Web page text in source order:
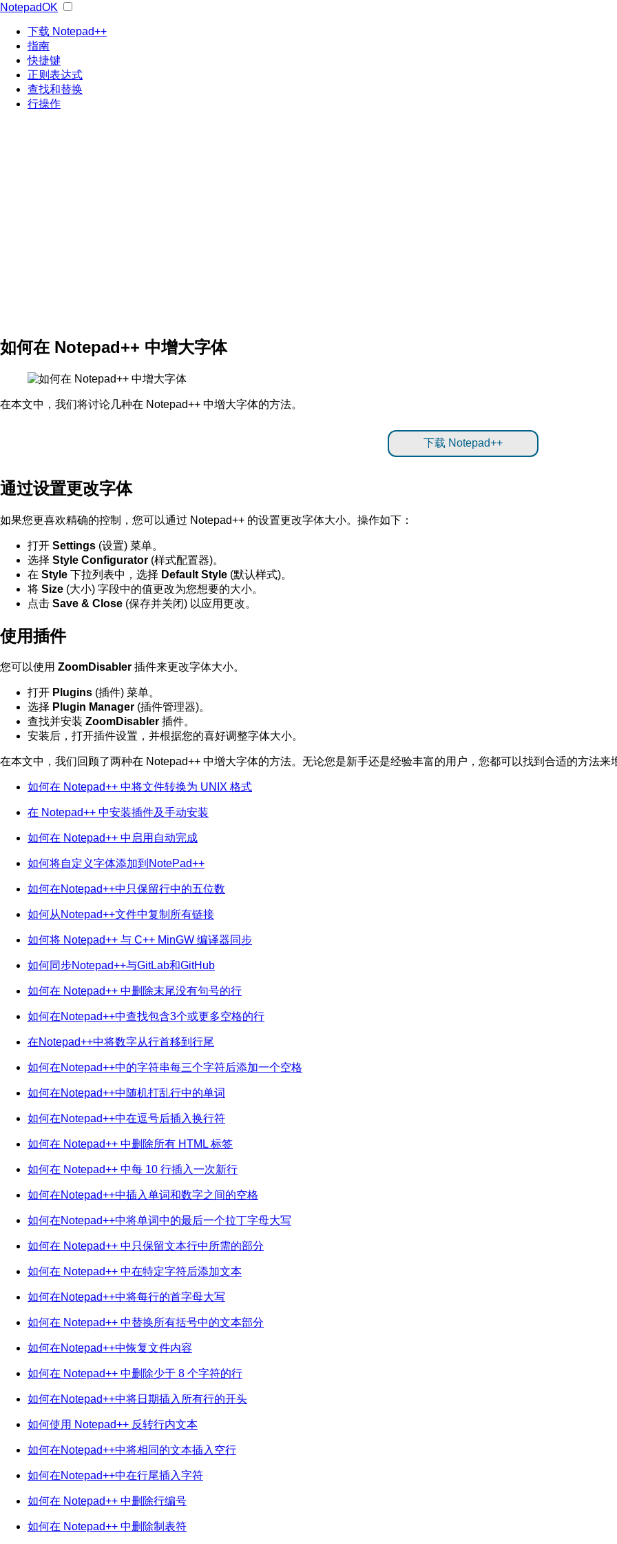
NotepadOK
下载 Notepad++
指南
快捷键
正则表达式
查找和替换
行操作
如何在 Notepad++ 中增大字体
在本文中，我们将讨论几种在 Notepad++ 中增大字体的方法。
下载 Notepad++
通过设置更改字体
如果您更喜欢精确的控制，您可以通过 Notepad++ 的设置更改字体大小。操作如下：
打开 Settings (设置) 菜单。
选择 Style Configurator (样式配置器)。
在 Style 下拉列表中，选择 Default Style (默认样式)。
将 Size (大小) 字段中的值更改为您想要的大小。
点击 Save & Close (保存并关闭) 以应用更改。
使用插件
您可以使用 ZoomDisabler 插件来更改字体大小。
打开 Plugins (插件) 菜单。
选择 Plugin Manager (插件管理器)。
查找并安装 ZoomDisabler 插件。
安装后，打开插件设置，并根据您的喜好调整字体大小。
在本文中，我们回顾了两种在 Notepad++ 中增大字体的方法。无论您是新手还是经验丰富的用户，您都可以找到合适的方法来
如何在 Notepad++ 中将文件转换为 UNIX 格式
在 Notepad++ 中安装插件及手动安装
如何在 Notepad++ 中启用自动完成
如何将自定义字体添加到NotePad++
如何在Notepad++中只保留行中的五位数
如何从Notepad++文件中复制所有链接
如何将 Notepad++ 与 C++ MinGW 编译器同步
如何同步Notepad++与GitLab和GitHub
如何在 Notepad++ 中删除末尾没有句号的行
如何在Notepad++中查找包含3个或更多空格的行
在Notepad++中将数字从行首移到行尾
如何在Notepad++中的字符串每三个字符后添加一个空格
如何在Notepad++中随机打乱行中的单词
如何在Notepad++中在逗号后插入换行符
如何在 Notepad++ 中删除所有 HTML 标签
如何在 Notepad++ 中每 10 行插入一次新行
如何在Notepad++中插入单词和数字之间的空格
如何在Notepad++中将单词中的最后一个拉丁字母大写
如何在 Notepad++ 中只保留文本行中所需的部分
如何在 Notepad++ 中在特定字符后添加文本
如何在Notepad++中将每行的首字母大写
如何在 Notepad++ 中替换所有括号中的文本部分
如何在Notepad++中恢复文件内容
如何在 Notepad++ 中删除少于 8 个字符的行
如何在Notepad++中将日期插入所有行的开头
如何使用 Notepad++ 反转行内文本
如何在Notepad++中将相同的文本插入空行
如何在Notepad++中在行尾插入字符
如何在 Notepad++ 中删除行编号
如何在 Notepad++ 中删除制表符